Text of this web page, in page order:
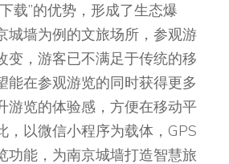
载”的优势，形成了生态爆
城墙为例的文旅场所，参观游
变，游客已不满足于传统的移
能在参观游览的同时获得更多
游览的体验感，方便在移动平
，以微信小程序为载体，GPS
功能，为南京城墙打造智慧旅